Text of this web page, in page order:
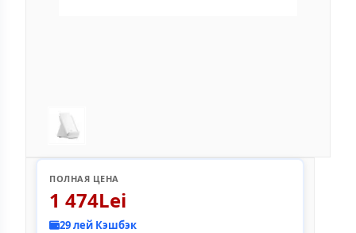
ПОЛНАЯ ЦЕНА
1 474Lei
29 лей Кэшбэк